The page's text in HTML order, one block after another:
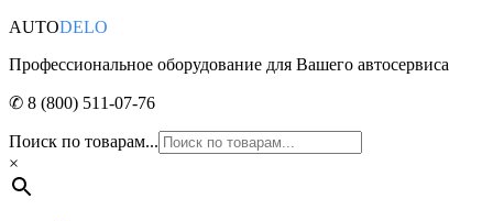
AUTODELO
Профессиональное оборудование для Вашего автосервиса
✆ 8 (800) 511-07-76
Поиск по товарам...
×